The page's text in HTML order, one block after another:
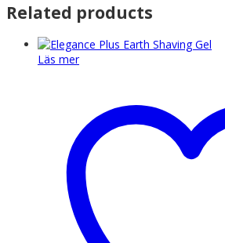
Related products
Läs mer